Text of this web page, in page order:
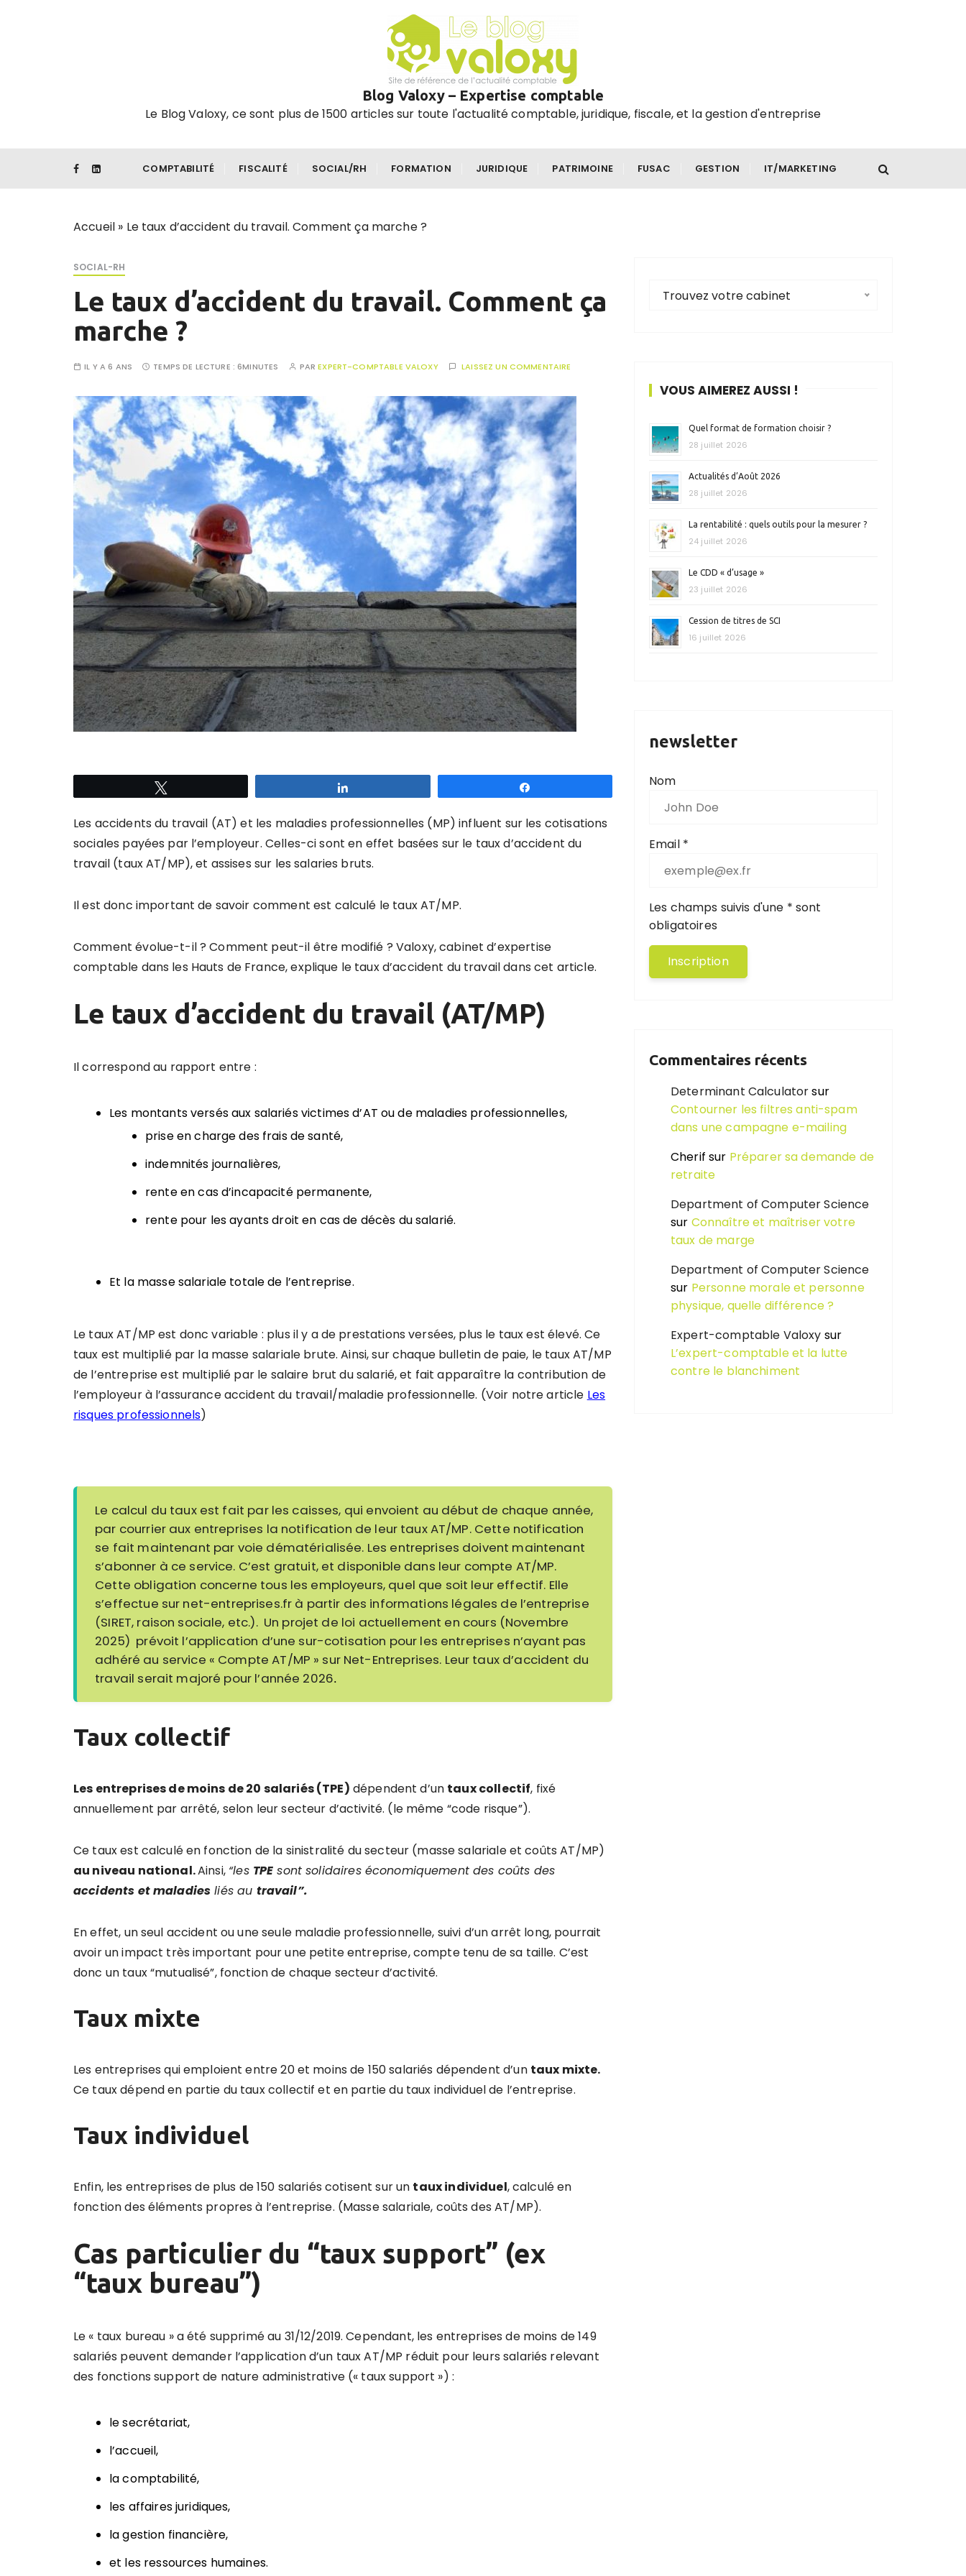
Blog Valoxy – Expertise comptable
Le Blog Valoxy, ce sont plus de 1500 articles sur toute l'actualité comptable, juridique, fiscale, et la gestion d'entreprise
COMPTABILITÉ FISCALITÉ SOCIAL/RH FORMATION JURIDIQUE PATRIMOINE FUSAC GESTION IT/MARKETING
Accueil » Le taux d’accident du travail. Comment ça marche ?
SOCIAL-RH
Le taux d’accident du travail. Comment ça
marche ?
IL Y A 6 ANS TEMPS DE LECTURE :6MINUTES PAREXPERT-COMPTABLE VALOXY LAISSEZ UN COMMENTAIRE
Les accidents du travail (AT) et les maladies professionnelles (MP) influent sur les cotisations
sociales payées par l’employeur. Celles-ci sont en effet basées sur le taux d’accident du
travail (taux AT/MP), et assises sur les salaries bruts.
Il est donc important de savoir comment est calculé le taux AT/MP.
Comment évolue-t-il ? Comment peut-il être modifié ? Valoxy, cabinet d’expertise
comptable dans les Hauts de France, explique le taux d’accident du travail dans cet article.
Le taux d’accident du travail (AT/MP)
Il correspond au rapport entre :
Les montants versés aux salariés victimes d’AT ou de maladies professionnelles,
prise en charge des frais de santé,
indemnités journalières,
rente en cas d’incapacité permanente,
rente pour les ayants droit en cas de décès du salarié.
Et la masse salariale totale de l’entreprise.
Le taux AT/MP est donc variable : plus il y a de prestations versées, plus le taux est élevé. Ce
taux est multiplié par la masse salariale brute. Ainsi, sur chaque bulletin de paie, le taux AT/MP
de l’entreprise est multiplié par le salaire brut du salarié, et fait apparaître la contribution de
l’employeur à l’assurance accident du travail/maladie professionnelle. (Voir notre article Les
risques professionnels)
Le calcul du taux est fait par les caisses, qui envoient au début de chaque année,
par courrier aux entreprises la notification de leur taux AT/MP. Cette notification
se fait maintenant par voie dématérialisée. Les entreprises doivent maintenant
s’abonner à ce service. C’est gratuit, et disponible dans leur compte AT/MP.
Cette obligation concerne tous les employeurs, quel que soit leur effectif. Elle
s’effectue sur net-entreprises.fr à partir des informations légales de l’entreprise
(SIRET, raison sociale, etc.). Un projet de loi actuellement en cours (Novembre
2025) prévoit l’application d’une sur-cotisation pour les entreprises n’ayant pas
adhéré au service « Compte AT/MP » sur Net-Entreprises. Leur taux d’accident du
travail serait majoré pour l’année 2026.
Taux collectif
Les entreprises de moins de 20 salariés (TPE) dépendent d’un taux collectif, fixé
annuellement par arrêté, selon leur secteur d’activité. (le même “code risque”).
Ce taux est calculé en fonction de la sinistralité du secteur (masse salariale et coûts AT/MP)
au niveau national.Ainsi, “les TPE sont solidaires économiquement des coûts des
accidents et maladies liés au travail”.
En effet, un seul accident ou une seule maladie professionnelle, suivi d’un arrêt long, pourrait
avoir un impact très important pour une petite entreprise, compte tenu de sa taille. C’est
donc un taux “mutualisé”, fonction de chaque secteur d’activité.
Taux mixte
Les entreprises qui emploient entre 20 et moins de 150 salariés dépendent d’un taux mixte.
Ce taux dépend en partie du taux collectif et en partie du taux individuel de l’entreprise.
Taux individuel
Enfin, les entreprises de plus de 150 salariés cotisent sur un taux individuel, calculé en
fonction des éléments propres à l’entreprise. (Masse salariale, coûts des AT/MP).
Cas particulier du “taux support” (ex
“taux bureau”)
Le « taux bureau » a été supprimé au 31/12/2019. Cependant, les entreprises de moins de 149
salariés peuvent demander l’application d’un taux AT/MP réduit pour leurs salariés relevant
des fonctions support de nature administrative (« taux support ») :
le secrétariat,
l’accueil,
la comptabilité,
les affaires juridiques,
la gestion financière,
et les ressources humaines.
Trouvez votre cabinet
VOUS AIMEREZ AUSSI !
Quel format de formation choisir ?
28 juillet 2026
Actualités d’Août 2026
28 juillet 2026
La rentabilité : quels outils pour la mesurer ?
24 juillet 2026
Le CDD « d’usage »
23 juillet 2026
Cession de titres de SCI
16 juillet 2026
newsletter
Nom
Email *
Les champs suivis d'une * sont
obligatoires
Commentaires récents
Determinant Calculatorsur
Contourner les filtres anti-spam
dans une campagne e-mailing
Cherif sur Préparer sa demande de
retraite
Department of Computer Science
sur Connaître et maîtriser votre
taux de marge
Department of Computer Science
sur Personne morale et personne
physique, quelle différence ?
Expert-comptable Valoxy sur
L’expert-comptable et la lutte
contre le blanchiment